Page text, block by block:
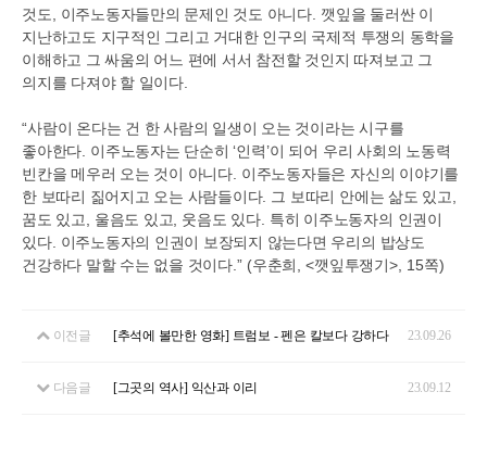
것도, 이주노동자들만의 문제인 것도 아니다. 깻잎을 둘러싼 이
지난하고도 지구적인 그리고 거대한 인구의 국제적 투쟁의 동학을
이해하고 그 싸움의 어느 편에 서서 참전할 것인지 따져보고 그
의지를 다져야 할 일이다.
“사람이 온다는 건 한 사람의 일생이 오는 것이라는 시구를
좋아한다. 이주노동자는 단순히 ‘인력’이 되어 우리 사회의 노동력
빈칸을 메우러 오는 것이 아니다. 이주노동자들은 자신의 이야기를
한 보따리 짊어지고 오는 사람들이다. 그 보따리 안에는 삶도 있고,
꿈도 있고, 울음도 있고, 웃음도 있다. 특히 이주노동자의 인권이
있다. 이주노동자의 인권이 보장되지 않는다면 우리의 밥상도
건강하다 말할 수는 없을 것이다.” (우춘희, <깻잎투쟁기>, 15쪽)
이전글 [추석에 볼만한 영화] 트럼보 - 펜은 칼보다 강하다 23.09.26
다음글 [그곳의 역사] 익산과 이리 23.09.12